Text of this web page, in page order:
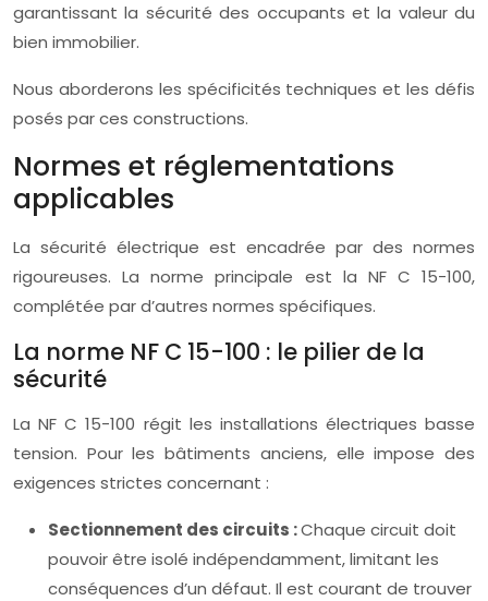
garantissant la sécurité des occupants et la valeur du
bien immobilier.
Nous aborderons les spécificités techniques et les défis
posés par ces constructions.
Normes et réglementations
applicables
La sécurité électrique est encadrée par des normes
rigoureuses. La norme principale est la NF C 15-100,
complétée par d’autres normes spécifiques.
La norme NF C 15-100 : le pilier de la
sécurité
La NF C 15-100 régit les installations électriques basse
tension. Pour les bâtiments anciens, elle impose des
exigences strictes concernant :
Sectionnement des circuits :Chaque circuit doit
pouvoir être isolé indépendamment, limitant les
conséquences d’un défaut. Il est courant de trouver